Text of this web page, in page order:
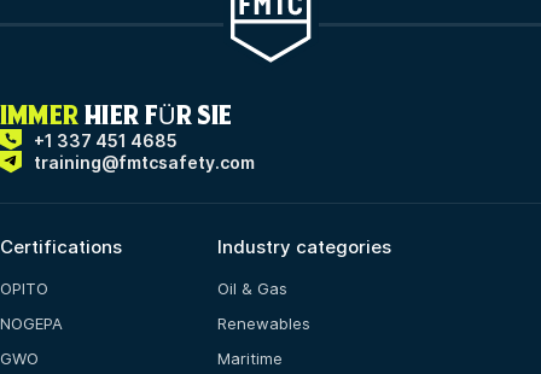
IMMER HIER FÜR SIE
+1 337 451 4685
training@fmtcsafety.com
Certifications
OPITO
NOGEPA
GWO
Industry categories
Oil & Gas
Renewables
Maritime